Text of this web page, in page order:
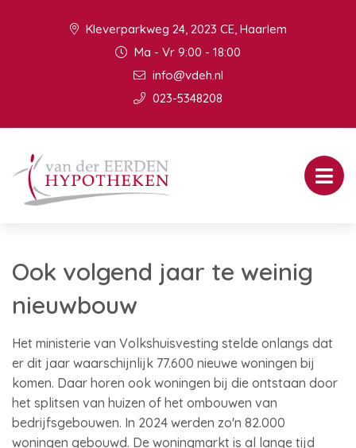
Kleverparkweg 24, 2023 CE, Haarlem
Ma - Vr 9:00 - 18:00
info@vdeh.nl
023-5348208
Ook volgend jaar te weinig
nieuwbouw
Het ministerie van Volkshuisvesting stelde onlangs dat
er dit jaar waarschijnlijk 77.600 nieuwe woningen bij
komen. Daar horen ook woningen bij die ontstaan door
het splitsen van huizen of het ombouwen van
bedrijfsgebouwen. In 2024 werden zo'n 82.000
woningen gebouwd. De woningmarkt is al lange tijd